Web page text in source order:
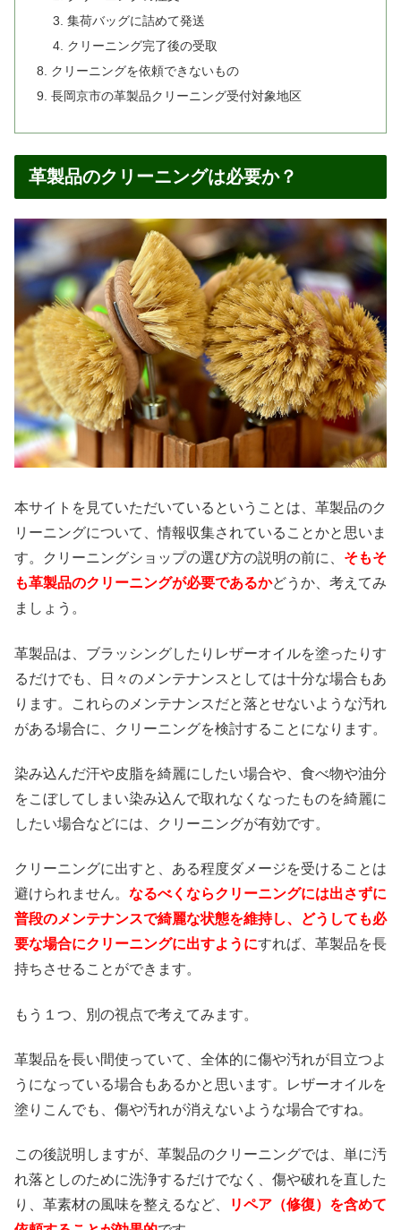
集荷バッグに詰めて発送
クリーニング完了後の受取
クリーニングを依頼できないもの
長岡京市の革製品クリーニング受付対象地区
革製品のクリーニングは必要か？
本サイトを見ていただいているということは、革製品のク
リーニングについて、情報収集されていることかと思いま
す。クリーニングショップの選び方の説明の前に、 そもそ
も革製品のクリーニングが必要であるかどうか、考えてみ
ましょう。
革製品は、ブラッシングしたりレザーオイルを塗ったりす
るだけでも、日々のメンテナンスとしては十分な場合もあ
ります。これらのメンテナンスだと落とせないような汚れ
がある場合に、クリーニングを検討することになります。
染み込んだ汗や皮脂を綺麗にしたい場合や、食べ物や油分
をこぼしてしまい染み込んで取れなくなったものを綺麗に
したい場合などには、クリーニングが有効です。
クリーニングに出すと、ある程度ダメージを受けることは
避けられません。 なるべくならクリーニングには出さずに
普段のメンテナンスで綺麗な状態を維持し、どうしても必
要な場合にクリーニングに出すようにすれば、革製品を長
持ちさせることができます。
もう１つ、別の視点で考えてみます。
革製品を長い間使っていて、全体的に傷や汚れが目立つよ
うになっている場合もあるかと思います。レザーオイルを
塗りこんでも、傷や汚れが消えないような場合ですね。
この後説明しますが、革製品のクリーニングでは、単に汚
れ落としのために洗浄するだけでなく、傷や破れを直した
り、革素材の風味を整えるなど、
リペア（修復）を含めて